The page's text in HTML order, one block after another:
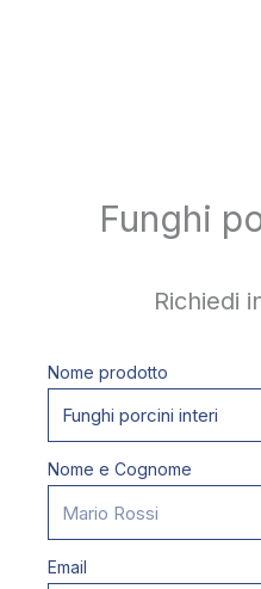
Funghi
Richiedi
Nome prodotto
Nome e Cognome
Email